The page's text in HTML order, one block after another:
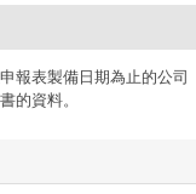
報表製備日期為止的公司
的資料。